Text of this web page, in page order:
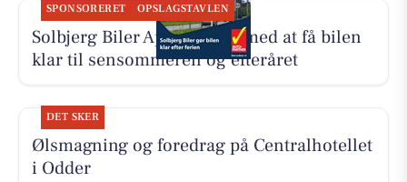
SPONSORERET OPSLAGSTAVLEN
Solbjerg Biler ApS hjælper med at få bilen
klar til sensommeren og efteråret
DET SKER
Ølsmagning og foredrag på Centralhotellet
i Odder